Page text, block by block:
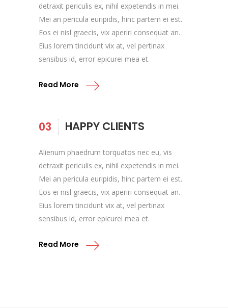
detraxit periculis ex, nihil expetendis in mei.
Mei an pericula euripidis, hinc partem ei est.
Eos ei nisl graecis, vix aperiri consequat an.
Eius lorem tincidunt vix at, vel pertinax
sensibus id, error epicurei mea et.
Read More
03 HAPPY CLIENTS
Alienum phaedrum torquatos nec eu, vis
detraxit periculis ex, nihil expetendis in mei.
Mei an pericula euripidis, hinc partem ei est.
Eos ei nisl graecis, vix aperiri consequat an.
Eius lorem tincidunt vix at, vel pertinax
sensibus id, error epicurei mea et.
Read More